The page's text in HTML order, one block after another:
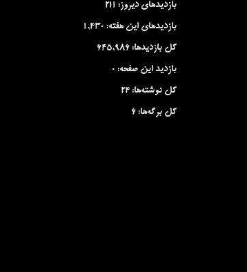
بازدیدهای دیروز: 211
بازدیدهای این هفته: 1,430
کل بازدیدها: 645,986
بازدید این صفحه: 0
کل نوشته‌ها: 24
کل برگه‌ها: 6